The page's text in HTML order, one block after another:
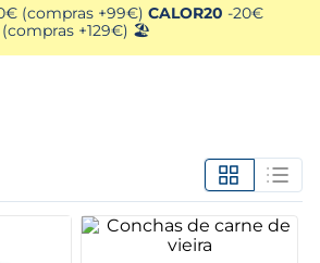
(compras +99€) CALOR20 -20€
(compras +129€) 🏖️